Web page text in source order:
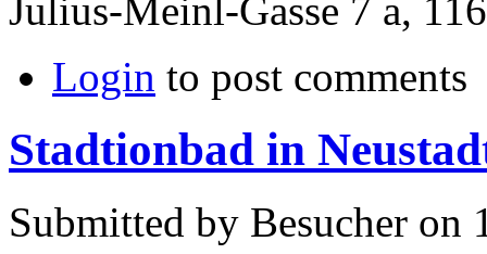
Julius-Meinl-Gasse 7 a,
Login to post comments
Stadtionbad in
Submitted by Besucher on